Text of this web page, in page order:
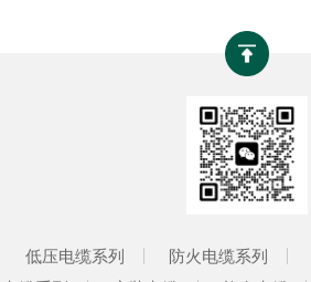
低压电缆系列 防火电缆系列